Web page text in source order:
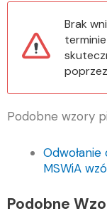
Brak
Podobne wzory
MSWiA
Podobne